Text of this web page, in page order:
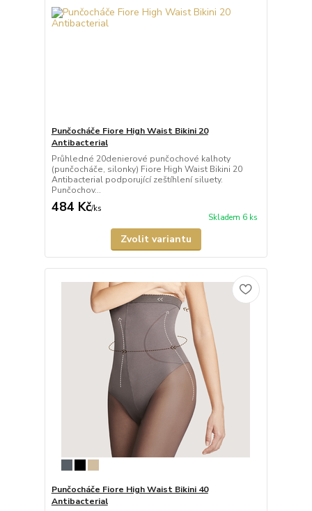
Punčocháče Fiore High Waist Bikini 20
Antibacterial
Průhledné 20denierové punčochové kalhoty
(punčocháče, silonky) Fiore High Waist Bikini 20
Antibacterial podporující zeštíhlení siluety.
Punčochov...
484 Kč/ks
Skladem 6 ks
Zvolit variantu
Punčocháče Fiore High Waist Bikini 40
Antibacterial